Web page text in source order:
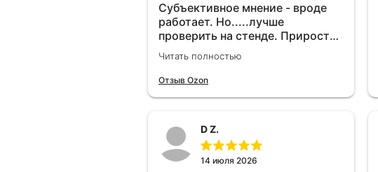
Субъективное мнение - вроде
работает. Но.....лучше
проверить на стенде. Прирост
10-12% "на глаз" уловить очень
сложно. Покатаюсь, потом
отключу и посмотрю, что будет
Читать полностью
Отзыв Ozon
D Z.
14 июля 2026